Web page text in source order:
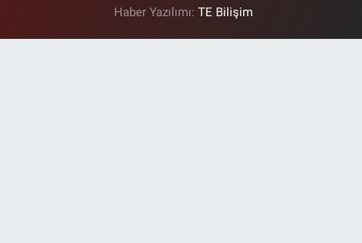
Haber Yazılımı:TE Bilişim